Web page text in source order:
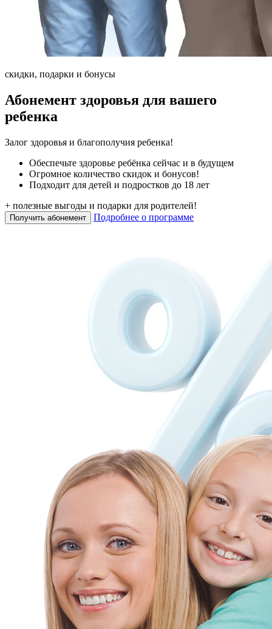
скидки, подарки и бонусы
Абонемент здоровья для вашего
ребенка
Залог здоровья и благополучия ребенка!
Обеспечьте здоровье ребёнка сейчас и в будущем
Огромное количество скидок и бонусов!
Подходит для детей и подростков до 18 лет
+ полезные выгоды и подарки для родителей!
Получить абонемент Подробнее о программе